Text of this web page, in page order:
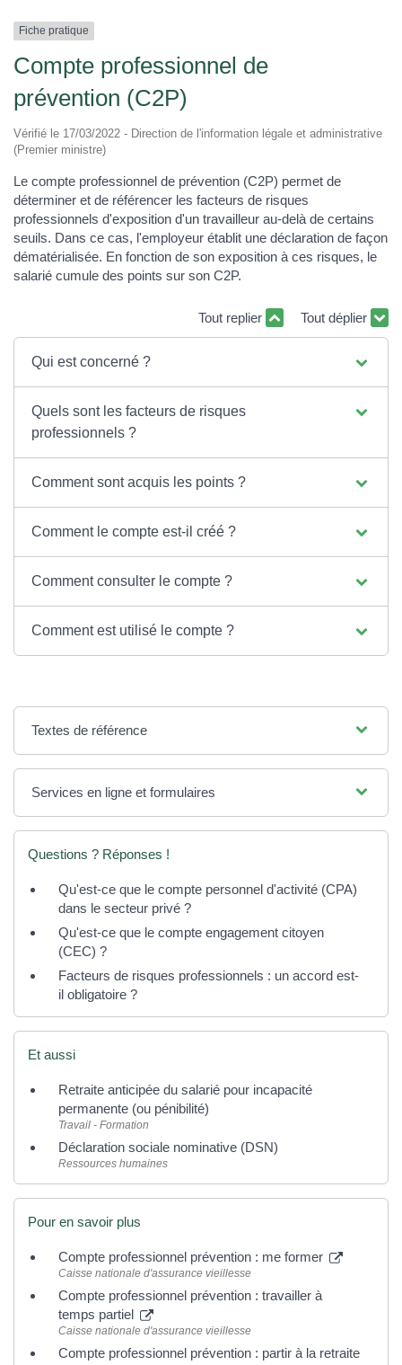
Fiche pratique
Compte professionnel de
prévention (C2P)
Vérifié le 17/03/2022 - Direction de l'information légale et administrative
(Premier ministre)
Le compte professionnel de prévention (C2P) permet de
déterminer et de référencer les facteurs de risques
professionnels d'exposition d'un travailleur au-delà de certains
seuils. Dans ce cas, l'employeur établit une déclaration de façon
dématérialisée. En fonction de son exposition à ces risques, le
salarié cumule des points sur son C2P.
Tout replier Tout déplier
Qui est concerné ?
Quels sont les facteurs de risques
professionnels ?
Comment sont acquis les points ?
Comment le compte est-il créé ?
Comment consulter le compte ?
Comment est utilisé le compte ?
Textes de référence
Services en ligne et formulaires
Questions ? Réponses !
Qu'est-ce que le compte personnel d'activité (CPA)
dans le secteur privé ?
Qu'est-ce que le compte engagement citoyen
(CEC) ?
Facteurs de risques professionnels : un accord est-
il obligatoire ?
Et aussi
Retraite anticipée du salarié pour incapacité
permanente (ou pénibilité)
Travail - Formation
Déclaration sociale nominative (DSN)
Ressources humaines
Pour en savoir plus
Compte professionnel prévention : me former
Caisse nationale d'assurance vieillesse
Compte professionnel prévention : travailler à
temps partiel
Caisse nationale d'assurance vieillesse
Compte professionnel prévention : partir à la retraite